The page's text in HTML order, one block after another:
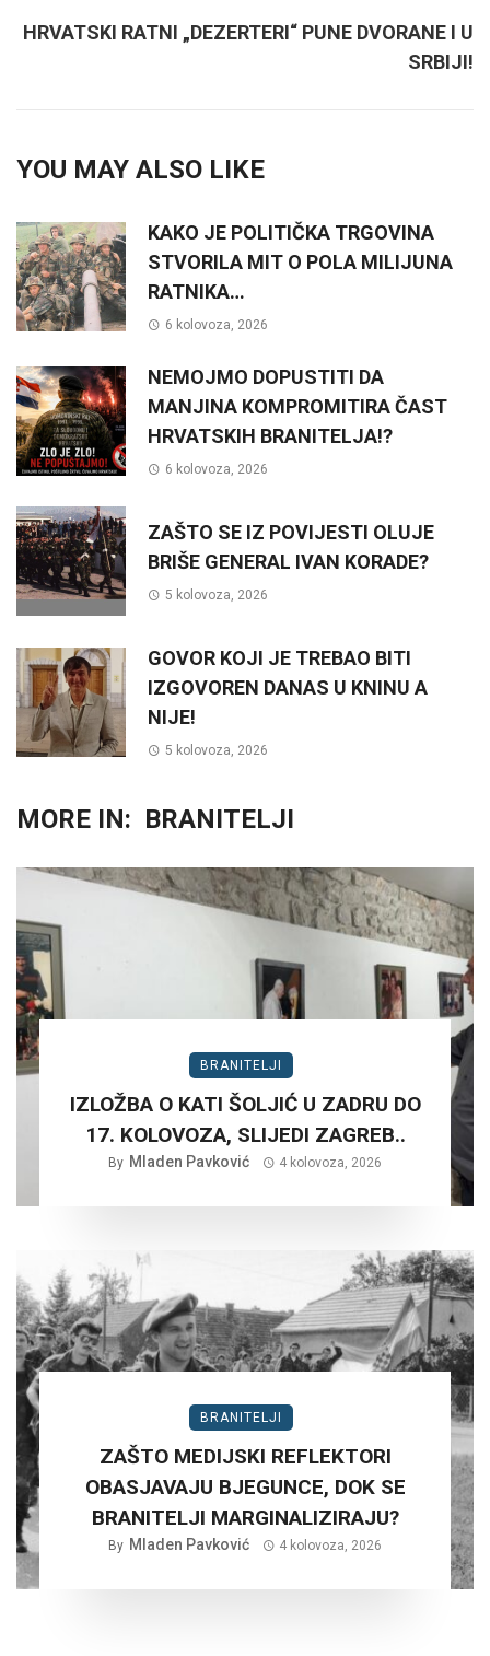
HRVATSKI RATNI „DEZERTERI“ PUNE DVORANE I U
SRBIJI!
YOU MAY ALSO LIKE
KAKO JE POLITIČKA TRGOVINA
STVORILA MIT O POLA MILIJUNA
RATNIKA…
6 kolovoza, 2026
NEMOJMO DOPUSTITI DA
MANJINA KOMPROMITIRA ČAST
HRVATSKIH BRANITELJA!?
6 kolovoza, 2026
ZAŠTO SE IZ POVIJESTI OLUJE
BRIŠE GENERAL IVAN KORADE?
5 kolovoza, 2026
GOVOR KOJI JE TREBAO BITI
IZGOVOREN DANAS U KNINU A
NIJE!
5 kolovoza, 2026
MORE IN: BRANITELJI
BRANITELJI
IZLOŽBA O KATI ŠOLJIĆ U ZADRU DO
17. KOLOVOZA, SLIJEDI ZAGREB..
By Mladen Pavković 4 kolovoza, 2026
BRANITELJI
ZAŠTO MEDIJSKI REFLEKTORI
OBASJAVAJU BJEGUNCE, DOK SE
BRANITELJI MARGINALIZIRAJU?
By Mladen Pavković 4 kolovoza, 2026